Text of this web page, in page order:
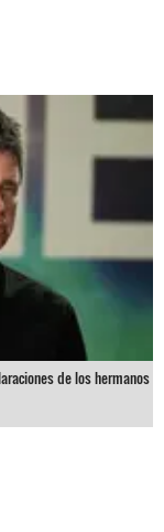
de los hermanos